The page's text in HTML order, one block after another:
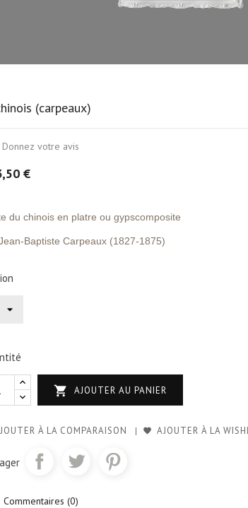
(carpeaux)
Donnez votre avis
€
du chinois en platre ou gypscomposite
Baptiste Carpeaux (1827-1875)
 AJOUTER AU PANIER
À LA COMPARAISON AJOUTER À LA
Commentaires (0)